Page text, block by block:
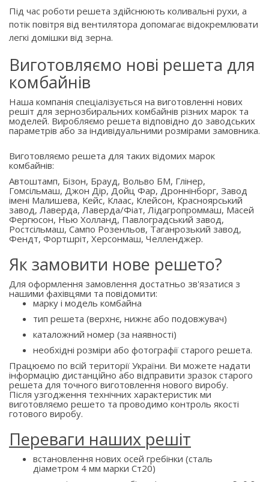
Під час роботи решета здійснюють коливальні рухи, а
потік повітря від вентилятора допомагає відокремлювати
легкі домішки від зерна.
Виготовляємо нові решета для
комбайнів
Наша компанія спеціалізується на виготовленні нових
решіт для зернозбиральних комбайнів різних марок та
моделей. Виробляємо решета відповідно до заводських
параметрів або за індивідуальними розмірами замовника.
Виготовляємо решета для таких відомих марок
комбайнів:
Автоштамп, Бізон, Брауд, Вольво БМ, Глінер,
Гомсільмаш, Джон Дір, Дойц Фар, Дроннінборг, Завод
імені Малишева, Кейс, Клаас, Клейсон, Красноярський
завод, Лаверда, Лаверда/Фіат, Лідагропроммаш, Масей
Фергюсон, Нью Холланд, Павлоградський завод,
Ростсільмаш, Сампо Розенльов, Таганрозький завод,
Фендт, Фортшріт, Херсонмаш, Челленджер.
Як замовити нове решето?
Для оформлення замовлення достатньо зв'язатися з
нашими фахівцями та повідомити:
марку і модель комбайна
тип решета (верхнє, нижнє або подовжувач)
каталожний номер (за наявності)
необхідні розміри або фотографії старого решета.
Працюємо по всій території України. Ви можете надати
інформацію дистанційно або відправити зразок старого
решета для точного виготовлення нового виробу.
Після узгодження технічних характеристик ми
виготовляємо решето та проводимо контроль якості
готового виробу.
Переваги наших решіт
встановлення нових осей гребінки (сталь
діаметром 4 мм марки Ст20)